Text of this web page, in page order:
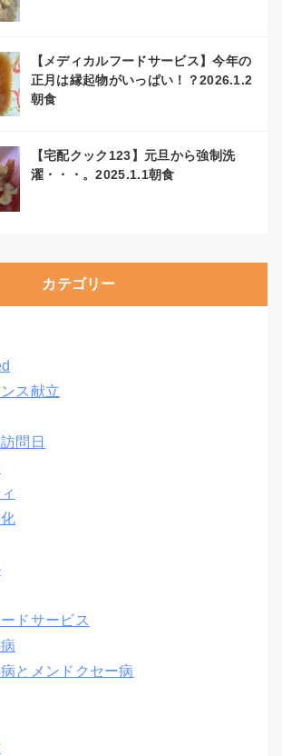
【メディカルフードサービス】今年の
正月は縁起物がいっぱい！？2026.1.2
朝食
【宅配クック123】元旦から強制洗
濯・・・。2025.1.1朝食
カテゴリー
ス献立
問日
ドサービス
とメンドクセー病